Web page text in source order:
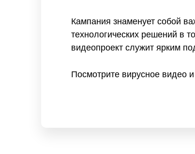
Кампания знаменует собой
технологических решений в
видеопроект служит ярким
Посмотрите вирусное видео